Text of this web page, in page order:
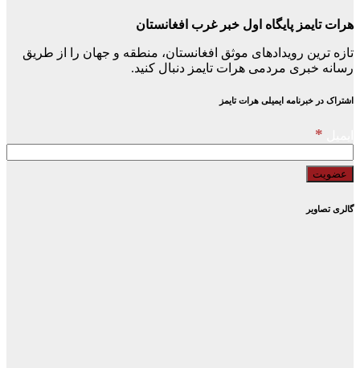
هرات تایمز پایگاه اول خبر غرب افغانستان
تازه ترین رویدادهای موثق افغانستان، منطقه و جهان را از طریق
رسانه خبری مردمی هرات تایمز دنبال کنید.
اشتراک در خبرنامه ایمیلی هرات تایمز
*
گالری تصاویر